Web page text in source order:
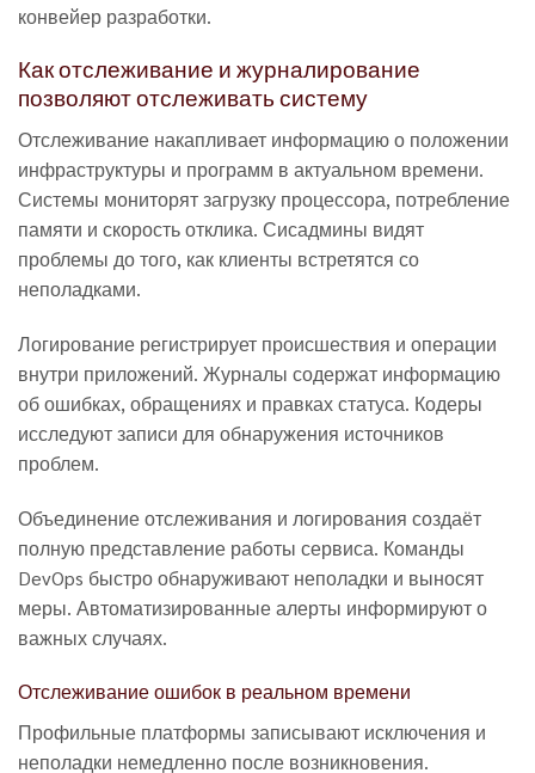
конвейер разработки.
Как отслеживание и журналирование
позволяют отслеживать систему
Отслеживание накапливает информацию о положении
инфраструктуры и программ в актуальном времени.
Системы мониторят загрузку процессора, потребление
памяти и скорость отклика. Сисадмины видят
проблемы до того, как клиенты встретятся со
неполадками.
Логирование регистрирует происшествия и операции
внутри приложений. Журналы содержат информацию
об ошибках, обращениях и правках статуса. Кодеры
исследуют записи для обнаружения источников
проблем.
Объединение отслеживания и логирования создаёт
полную представление работы сервиса. Команды
DevOps быстро обнаруживают неполадки и выносят
меры. Автоматизированные алерты информируют о
важных случаях.
Отслеживание ошибок в реальном времени
Профильные платформы записывают исключения и
неполадки немедленно после возникновения.